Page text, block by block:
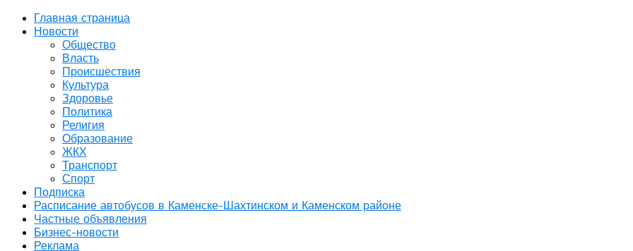
Главная страница
Новости
Общество
Власть
Происшествия
Культура
Здоровье
Политика
Религия
Образование
ЖКХ
Транспорт
Спорт
Подписка
Расписание автобусов в Каменске-Шахтинском и Каменском районе
Частные объявления
Бизнес-новости
Реклама